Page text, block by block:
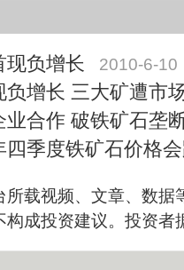
现负增长 2010-6-10
增长 三大矿遭市
合作 破铁矿石垄
季度铁矿石价格
载视频、文章、数据
构成投资建议。投资者